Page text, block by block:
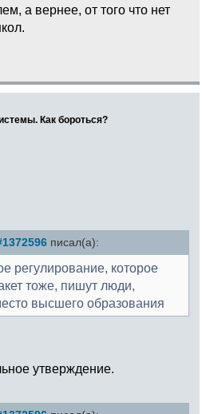
а вернее, от того что нет
Как бороться?
писал(а):
регулирование, которое
тоже, пишут люди,
высшего образования
утверждение.